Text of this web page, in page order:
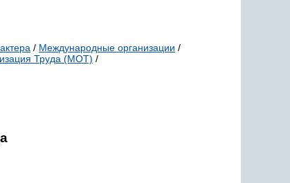
/ Международные организации /
Труда (МОТ) /